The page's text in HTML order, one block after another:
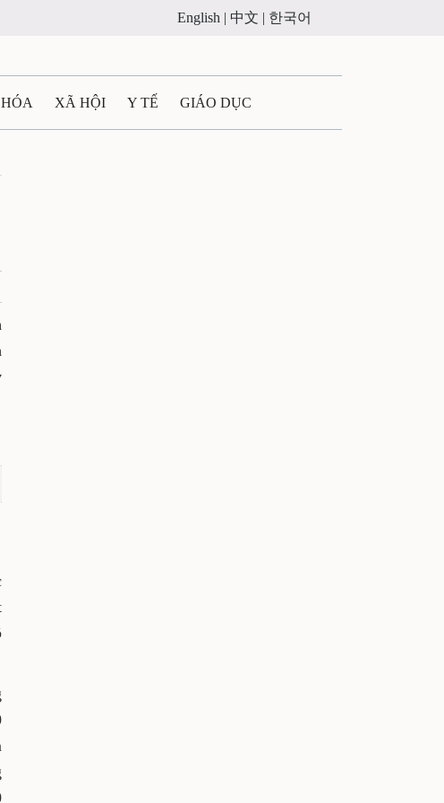
English | 中文 | 한국어
XÃ HỘI Y TẾ GIÁO DỤC
- QUẢNG CÁO